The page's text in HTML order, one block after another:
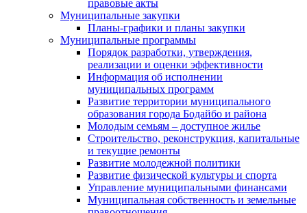
правовые акты
Муниципальные закупки
Планы-графики и планы закупки
Муниципальные программы
Порядок разработки, утверждения,
реализации и оценки эффективности
Информация об исполнении
муниципальных программ
Развитие территории муниципального
образования города Бодайбо и района
Молодым семьям – доступное жилье
Строительство, реконструкция, капитальные
и текущие ремонты
Развитие молодежной политики
Развитие физической культуры и спорта
Управление муниципальными финансами
Муниципальная собственность и земельные